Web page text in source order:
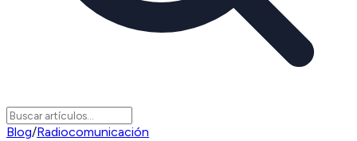
Blog/Radiocomunicación